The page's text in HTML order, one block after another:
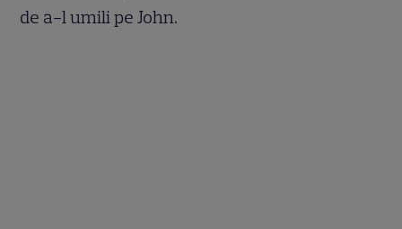
de a-l umili pe John.